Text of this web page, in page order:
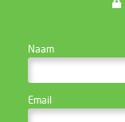
Naam
Email